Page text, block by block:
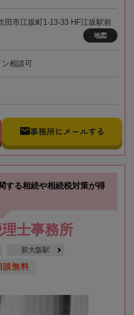
田市江坂町1-13-33 HF江坂駅前
地図
相談可
事務所にメールする
する相続や相続税対策が得
士事務所
新大阪駅
談無料